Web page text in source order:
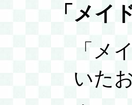
「メイ
「メ
いた